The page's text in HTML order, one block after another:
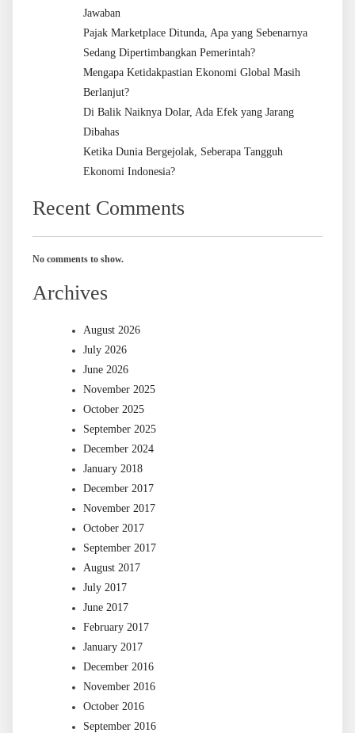
Jawaban
Pajak Marketplace Ditunda, Apa yang Sebenarnya
Sedang Dipertimbangkan Pemerintah?
Mengapa Ketidakpastian Ekonomi Global Masih
Berlanjut?
Di Balik Naiknya Dolar, Ada Efek yang Jarang
Dibahas
Ketika Dunia Bergejolak, Seberapa Tangguh
Ekonomi Indonesia?
Recent Comments
No comments to show.
Archives
August 2026
July 2026
June 2026
November 2025
October 2025
September 2025
December 2024
January 2018
December 2017
November 2017
October 2017
September 2017
August 2017
July 2017
June 2017
February 2017
January 2017
December 2016
November 2016
October 2016
September 2016